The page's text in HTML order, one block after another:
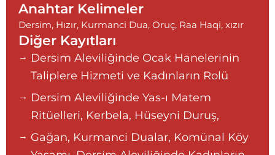
Anahtar Kelimeler
Dersim, Hızır, Kurmanci Dua, Oruç, Raa Haqi, xızır
Diğer Kayıtları
Dersim Aleviliğinde Ocak Hanelerinin
Taliplere Hizmeti ve Kadınların Rolü
Dersim Aleviliğinde Yas-ı Matem
Ritüelleri, Kerbela, Hüseyni Duruş,
Gağan, Kurmanci Dualar, Komünal Köy